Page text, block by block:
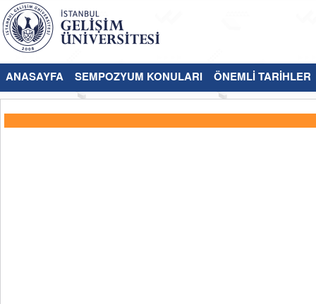
ANASAYFA SEMPOZYUM KONULARI ÖNEMLİ TARİHLER